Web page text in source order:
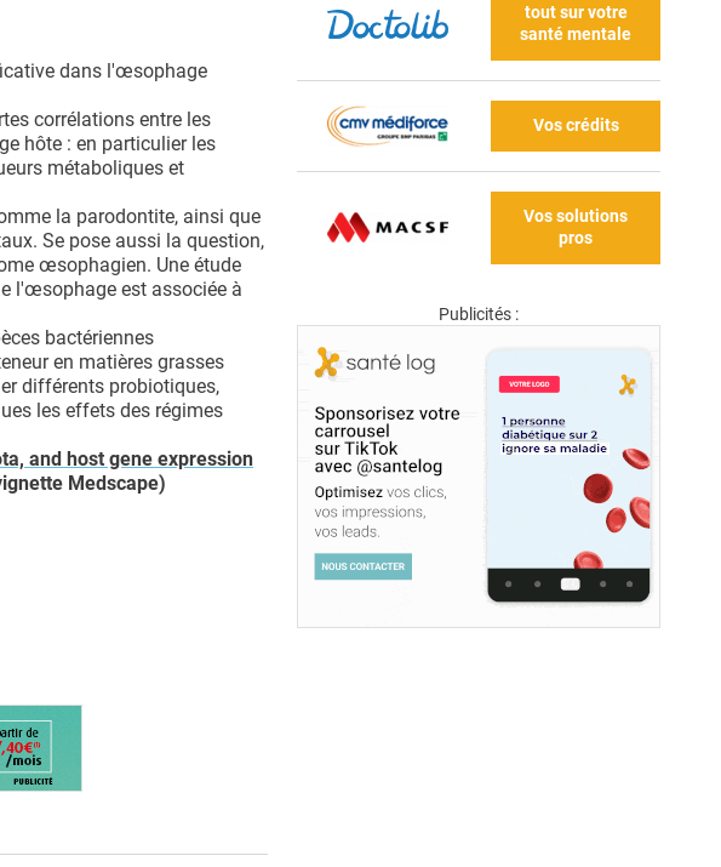
dans l'œsophage
corrélations entre les
hôte : en particulier les
métaboliques et
la parodontite, ainsi que
Se pose aussi la question,
œsophagien. Une étude
l'œsophage est associée à
bactériennes
en matières grasses
différents probiotiques,
les effets des régimes
and host gene expression
Medscape)
tout sur votre
santé mentale
Vos crédits
Vos solutions
pros
Publicités :